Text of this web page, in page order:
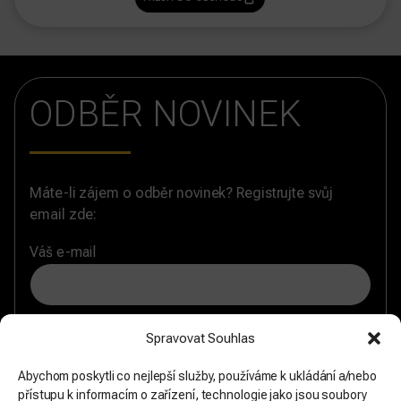
Spravovat Souhlas
Abychom poskytli co nejlepší služby, používáme k ukládání a/nebo
přístupu k informacím o zařízení, technologie jako jsou soubory
ODBĚR NOVINEK
Máte-li zájem o odběr novinek? Registrujte svůj
email zde:
Váš e-mail
chci formulář odeslat.